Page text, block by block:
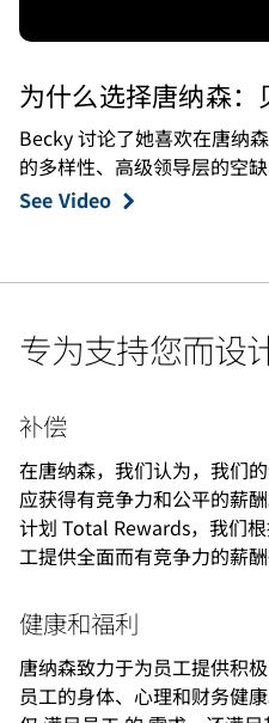
为什么选择唐纳森：
Becky 讨论了她喜欢在唐纳
的多样性、高级领导层的空缺
See Video
专为支持您而设
补偿
在唐纳森，我们认为，我们
应获得有竞争力和公平的薪
计划 Total Rewards，我们
工提供全面而有竞争力的薪酬
健康和福利
唐纳森致力于为员工提供积
员工的身体、心理和财务健